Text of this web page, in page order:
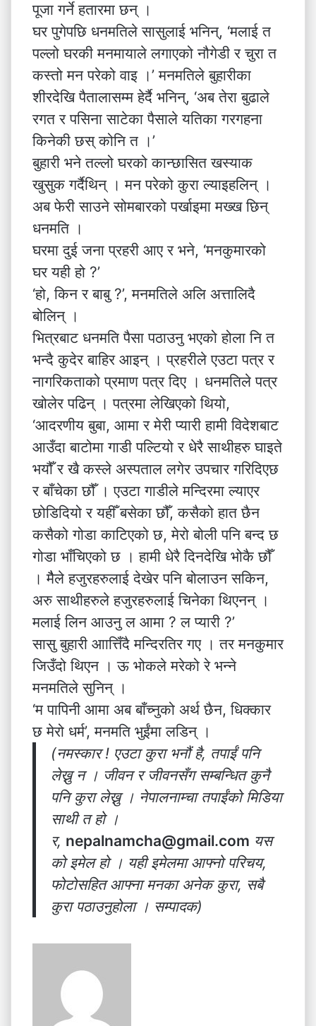
पूजा गर्ने हतारमा छन् ।
घर पुगेपछि धनमतिले सासुलाई भनिन्, ‘मलाई त
पल्लो घरकी मनमायाले लगाएको नौगेडी र चुरा त
कस्तो मन परेको वाइ ।’ मनमतिले बुहारीका
शीरदेखि पैतालासम्म हेर्दै भनिन्, ‘अब तेरा बुढाले
रगत र पसिना साटेका पैसाले यतिका गरगहना
किनेकी छस् कोनि त ।’
बुहारी भने तल्लो घरको कान्छासित खस्याक
खुसुक गर्दैथिन् । मन परेको कुरा ल्याइहलिन् ।
अब फेरी साउने सोमबारको पर्खाइमा मख्ख छिन्
धनमति ।
घरमा दुई जना प्रहरी आए र भने, ‘मनकुमारको
घर यही हो ?’
‘हो, किन र बाबु ?’, मनमतिले अलि अत्तालिदै
बोलिन् ।
भित्रबाट धनमति पैसा पठाउनु भएको होला नि त
भन्दै कुदेर बाहिर आइन् । प्रहरीले एउटा पत्र र
नागरिकताको प्रमाण पत्र दिए । धनमतिले पत्र
खोलेर पढिन् । पत्रमा लेखिएको थियो,
‘आदरणीय बुबा, आमा र मेरी प्यारी हामी विदेशबाट
आउँदा बाटोमा गाडी पल्टियो र धेरै साथीहरु घाइते
भयौँ र खै कस्ले अस्पताल लगेर उपचार गरिदिएछ
र बाँचेका छौँ । एउटा गाडीले मन्दिरमा ल्याएर
छोडिदियो र यहीँ बसेका छौँ, कसैको हात छैन
कसैको गोडा काटिएको छ, मेरो बोली पनि बन्द छ
गोडा भाँचिएको छ । हामी धेरै दिनदेखि भोकै छौँ
। मैैले हजुरहरुलाई देखेर पनि बोलाउन सकिन,
अरु साथीहरुले हजुरहरुलाई चिनेका थिएनन् ।
मलाई लिन आउनु ल आमा ? ल प्यारी ?’
सासु बुहारी आात्तिँदै मन्दिरतिर गए । तर मनकुमार
जिउँदो थिएन । ऊ भोकले मरेको रे भन्ने
मनमतिले सुनिन् ।
‘म पापिनी आमा अब बाँच्नुको अर्थ छैन, धिक्कार
छ मेरो धर्म’, मनमति भुईंमा लडिन् ।
(नमस्कार ! एउटा कुरा भनौं है, तपाईं पनि
लेख्नु न । जीवन र जीवनसँग सम्बन्धित कुनै
पनि कुरा लेख्नु । नेपालनाम्चा तपाईंको मिडिया
साथी त हो ।
र, nepalnamcha@gmail.com यस
को इमेल हो । यही इमेलमा आफ्नो परिचय,
फोटोसहित आफ्ना मनका अनेक कुरा, सबै
कुरा पठाउनुहोला । सम्पादक)